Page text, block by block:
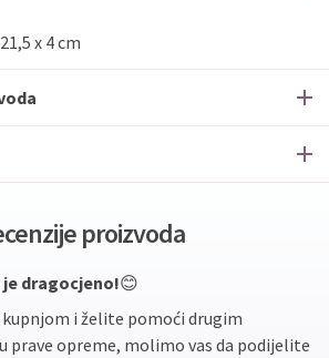
x 4 cm
proizvoda
je dragocjeno!😊
i želite pomoći drugim
prave opreme, molimo vas da podijelite